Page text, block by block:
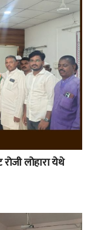
लोहारा येथे